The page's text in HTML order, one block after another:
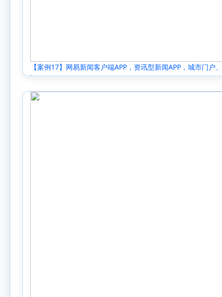
【案例17】网易新闻客户端APP，资讯型新闻APP，城市门户
坛